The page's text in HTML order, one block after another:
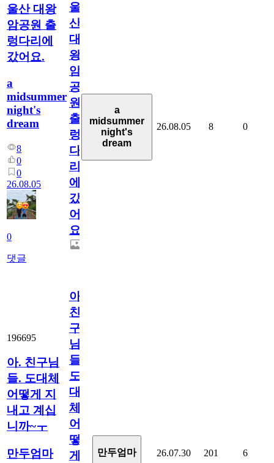
울산 대왕
암공원 출
렁다리에
갔어요.
a
midsummer
night's
dream
8
0
0
26.08.05
0
댓글
울
산
대
왕
암
공
원
출
렁
다
리
에
갔
어
요.
a
midsummer
night's
dream
26.08.05 8 0
196695
아. 친구님
들. 도대체
어떻게 지
내고 계십
니까~ㅜ
만두엄마
아.
친
구
님
들.
도
대
체
어
떻
게
만두엄마 26.07.30 201 6